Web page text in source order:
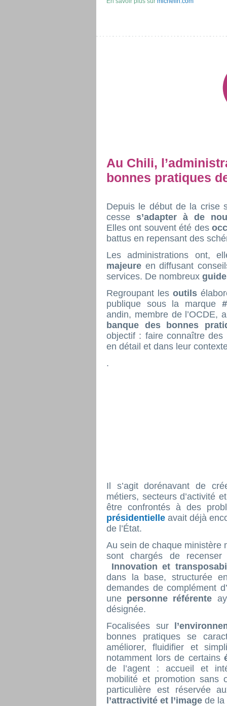
Au Chili,
bonnes pratiques
Depuis le début de la crise
cesse s’adapter à de
Elles ont souvent été des
battus en repensant des
Les administrations ont,
majeure en diffusant
services. De nombreux
Regroupant lesoutils
publique sous la marque
andin, membre de l’OCDE,
banque des bonnes
objectif : faire connaître des
en détail et dans leur
.
Il s’agit dorénavant de
métiers, secteurs d’activité
être confrontés à des
présidentielle avait déjà
de l’État.
Au sein de chaque
sont chargés de
Innovation et
dans la base, structurée
demandes de complément
une personne référente
désignée.
Focalisées sur
bonnes pratiques se
améliorer, fluidifier et
notamment lors de certains
de l’agent : accueil et
mobilité et promotion sans
particulière est réservée
l’attractivité et l’image de